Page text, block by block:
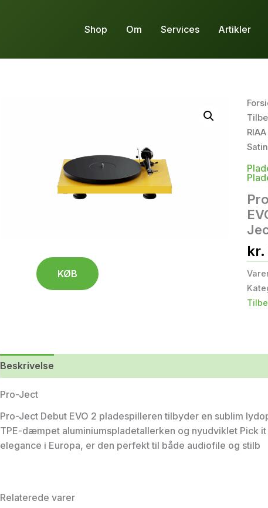
Shop Om Services Artikler
RIAA
kr.
KØB
Beskrivelse
Pro-Ject
Pro-Ject Debut EVO 2 pladespilleren tilbyder en sublim
TPE-dæmpet aluminiumspladetallerken og nyudviklet Pick
elegance i Europa, er den perfekt til både audiofile og stilb
Relaterede varer